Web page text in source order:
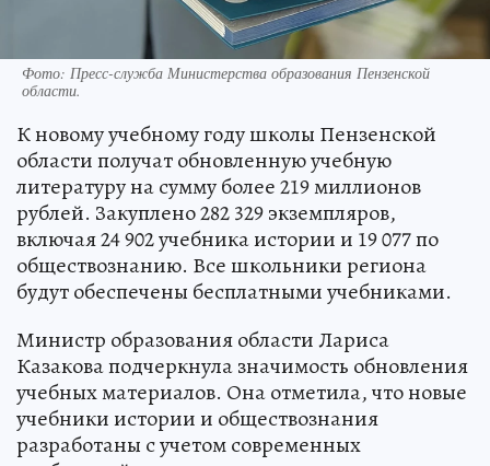
Фото: Пресс-служба Министерства образования Пензенской
области.
К новому учебному году школы Пензенской
области получат обновленную учебную
литературу на сумму более 219 миллионов
рублей. Закуплено 282 329 экземпляров,
включая 24 902 учебника истории и 19 077 по
обществознанию. Все школьники региона
будут обеспечены бесплатными учебниками.
Министр образования области Лариса
Казакова подчеркнула значимость обновления
учебных материалов. Она отметила, что новые
учебники истории и обществознания
разработаны с учетом современных